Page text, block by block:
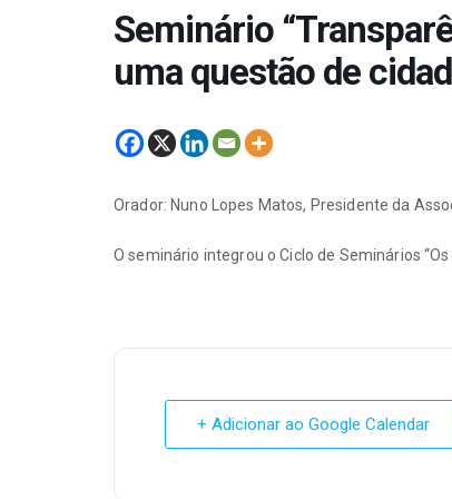
Seminário
uma questão de
Orador: Nuno Lopes Matos, Presidente da
O seminário integrou o Ciclo de Seminários “Os
+ Adicionar ao Google Calendar